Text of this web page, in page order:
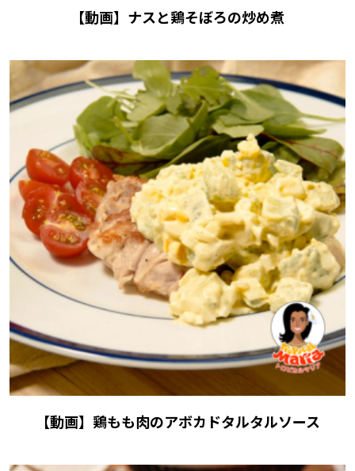
【動画】ナスと鶏そぼろの炒め煮
【動画】鶏もも肉のアボカドタルタルソース